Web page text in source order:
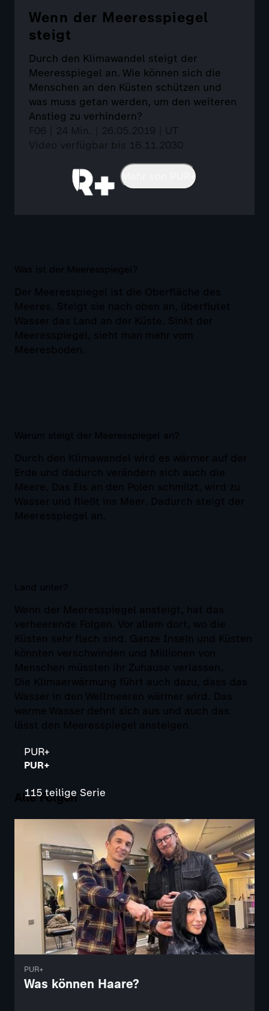
Wenn der Meeresspiegel
steigt
Durch den Klimawandel steigt der
Meeresspiegel an. Wie können sich die
Menschen an den Küsten schützen und
was muss getan werden, um den weiteren
Anstieg zu verhindern?
F06 | 24 Min. | 26.05.2019 | UT
Video verfügbar bis 16.11.2030
Mehr von PUR+
Was ist der Meeresspiegel?
Der Meeresspiegel ist die Oberfläche des
Meeres. Steigt sie nach oben an, überflutet
Wasser das Land an der Küste. Sinkt der
Meeresspiegel, sieht man mehr vom
Meeresboden.
Warum steigt der Meeresspiegel an?
Durch den Klimawandel wird es wärmer auf der
Erde und dadurch verändern sich auch die
Meere. Das Eis an den Polen schmilzt, wird zu
Wasser und fließt ins Meer. Dadurch steigt der
Meeresspiegel an.
Land unter?
Wenn der Meeresspiegel ansteigt, hat das
verheerende Folgen. Vor allem dort, wo die
Küsten sehr flach sind. Ganze Inseln und Küsten
könnten verschwinden und Millionen von
Menschen müssten ihr Zuhause verlassen.
Die Klimaerwärmung führt auch dazu, dass das
Wasser in den Weltmeeren wärmer wird. Das
warme Wasser dehnt sich aus und auch das
lässt den Meeresspiegel ansteigen.
Alle Folgen
PUR+
PUR+
115 teilige Serie
PUR+
Was können Haare?